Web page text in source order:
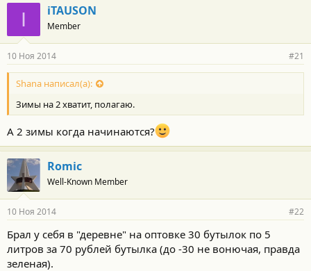
I iTAUSON
Member
10 Ноя 2014 #21
Shana написал(а):
Зимы на 2 хватит, полагаю.
А 2 зимы когда начинаются?
Romic
Well-Known Member
10 Ноя 2014 #22
Брал у себя в "деревне" на оптовке 30 бутылок по 5
литров за 70 рублей бутылка (до -30 не вонючая, правда
зеленая).